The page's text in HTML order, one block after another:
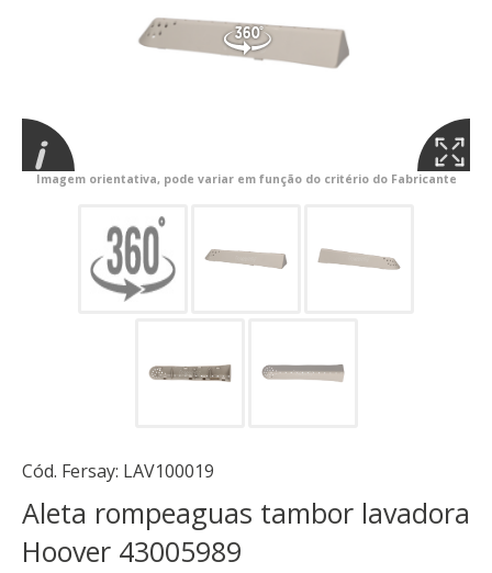
Imagem orientativa, pode variar em função do critério do Fabricante
Cód. Fersay: LAV100019
Aleta rompeaguas tambor lavadora
Hoover 43005989